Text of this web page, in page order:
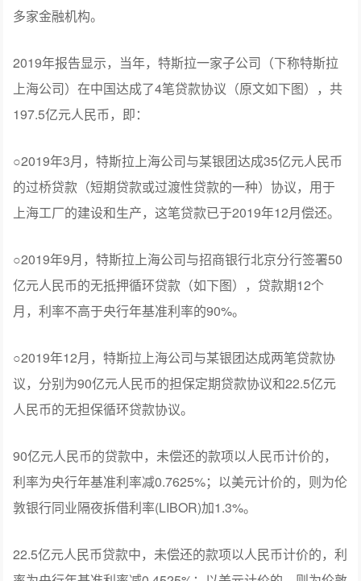
多家金融机构。
2019年报告显示，当年，特斯拉一家子公司（下称特斯拉
上海公司）在中国达成了4笔贷款协议（原文如下图），共
197.5亿元人民币，即：
○2019年3月，特斯拉上海公司与某银团达成35亿元人民币
的过桥贷款（短期贷款或过渡性贷款的一种）协议，用于
上海工厂的建设和生产，这笔贷款已于2019年12月偿还。
○2019年9月，特斯拉上海公司与招商银行北京分行签署50
亿元人民币的无抵押循环贷款（如下图），贷款期12个
月，利率不高于央行年基准利率的90%。
○2019年12月，特斯拉上海公司与某银团达成两笔贷款协
议，分别为90亿元人民币的担保定期贷款协议和22.5亿元
人民币的无担保循环贷款协议。
90亿元人民币的贷款中，未偿还的款项以人民币计价的，
利率为央行年基准利率减0.7625%；以美元计价的，则为伦
敦银行同业隔夜拆借利率(LIBOR)加1.3%。
22.5亿元人民币贷款中，未偿还的款项以人民币计价的，利